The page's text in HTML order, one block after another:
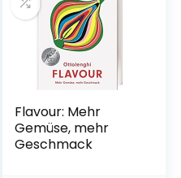
Flavour: Mehr
Gemüse, mehr
Geschmack